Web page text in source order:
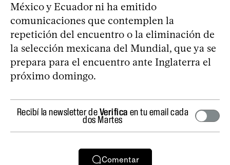
México y Ecuador ni ha emitido
comunicaciones que contemplen la
repetición del encuentro o la eliminación de
la selección mexicana del Mundial, que ya se
prepara para el encuentro ante Inglaterra el
próximo domingo.
Recibí la newsletter deVerifica en tu email cada
dos Martes
Comentar